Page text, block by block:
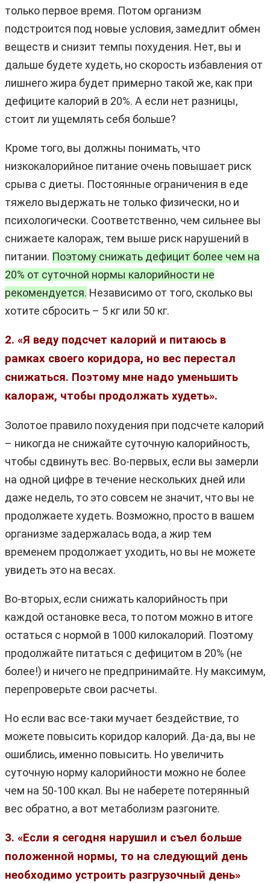
только первое время. Потом организм
подстроится под новые условия, замедлит обмен
веществ и снизит темпы похудения. Нет, вы и
дальше будете худеть, но скорость избавления от
лишнего жира будет примерно такой же, как при
дефиците калорий в 20%. А если нет разницы,
стоит ли ущемлять себя больше?
Кроме того, вы должны понимать, что
низкокалорийное питание очень повышает риск
срыва с диеты. Постоянные ограничения в еде
тяжело выдержать не только физически, но и
психологически. Соответственно, чем сильнее вы
снижаете калораж, тем выше риск нарушений в
питании. Поэтому снижать дефицит более чем на
20% от суточной нормы калорийности не
рекомендуется. Независимо от того, сколько вы
хотите сбросить – 5 кг или 50 кг.
2. «Я веду подсчет калорий и питаюсь в
рамках своего коридора, но вес перестал
снижаться. Поэтому мне надо уменьшить
калораж, чтобы продолжать худеть».
Золотое правило похудения при подсчете калорий
– никогда не снижайте суточную калорийность,
чтобы сдвинуть вес. Во-первых, если вы замерли
на одной цифре в течение нескольких дней или
даже недель, то это совсем не значит, что вы не
продолжаете худеть. Возможно, просто в вашем
организме задержалась вода, а жир тем
временем продолжает уходить, но вы не можете
увидеть это на весах.
Во-вторых, если снижать калорийность при
каждой остановке веса, то потом можно в итоге
остаться с нормой в 1000 килокалорий. Поэтому
продолжайте питаться с дефицитом в 20% (не
более!) и ничего не предпринимайте. Ну максимум,
перепроверьте свои расчеты.
Но если вас все-таки мучает бездействие, то
можете повысить коридор калорий. Да-да, вы не
ошиблись, именно повысить. Но увеличить
суточную норму калорийности можно не более
чем на 50-100 ккал. Вы не наберете потерянный
вес обратно, а вот метаболизм разгоните.
3. «Если я сегодня нарушил и съел больше
положенной нормы, то на следующий день
необходимо устроить разгрузочный день»